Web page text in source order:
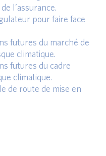
l’assurance.
pour faire face
futures du marché de
climatique.
futures du cadre
climatique.
de route de mise en